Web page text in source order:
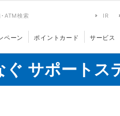
･ATM検索 IR
ペーン ポイントカード サービス
サポートス